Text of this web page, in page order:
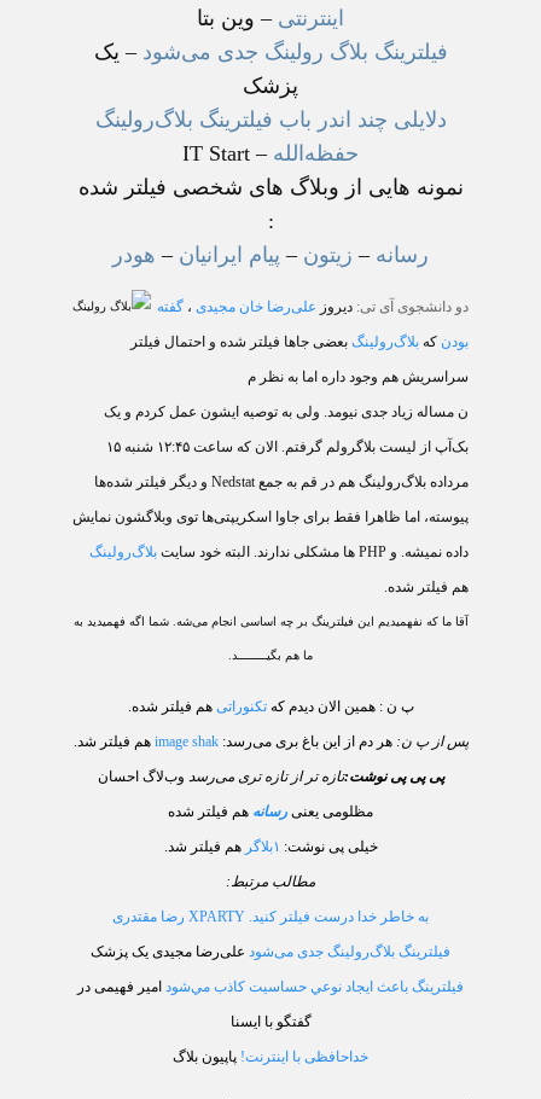
اینترنتی – وین بتا
فیلترینگ بلاگ رولینگ جدی می‌شود – یک
پزشک
دلایلی چند اندر باب فیلترینگ بلاگ‌رولینگ
حفظه‌الله – IT Start
نمونه هایی از وبلاگ های شخصی فیلتر شده
:
رسانه – زیتون – پیام ایرانیان – هودر
دو دانشجوی آی تی: دیروز علی‌رضا خان مجیدی ، گفته
بودن که بلاگ‌رولینگ بعضی جاها فیلتر شده و احتمال فیلتر
سراسریش هم وجود داره اما به نظر م
ن مساله زیاد جدی نیومد. ولی به توصیه ایشون عمل کردم و یک
بک‌آپ از لیست بلاگرولم گرفتم. الان که ساعت ۱۲:۴۵ شنبه ۱۵
مرداده بلاگ‌رولینگ هم در قم به جمع Nedstat و دیگر فیلتر شده‌ها
پیوسته، اما ظاهرا فقط برای جاوا اسکریپتی‌ها توی وبلاگشون نمایش
داده نمیشه. و PHP ها مشکلی ندارند. البته خود سایت بلاگ‌رولینگ
هم فیلتر شده.
آقا ما که نفهمیدیم این فیلترینگ بر چه اساسی انجام می‌شه. شما اگه فهمیدید به
ما هم بگيــــــــد.
پ ن : همین الان دیدم کهتکنوراتی هم فیلتر شده.
پس از پ ن: هر دم از این باغ بری می‌رسد:‌image shak هم فیلتر شد.
پی پی پی نوشت:تازه تر از تازه تری می‌رسد وب‌لاگ احسان
مظلومی یعنی رسانه هم فیلتر شده
خیلی پی نوشت: ۱بلاگر هم فیلتر شد.
مطالب مرتبط:
به خاطر خدا درست فیلتر کنید. XPARTY رضا مقتدری
فیلترینگ بلاگ‌رولینگ جدی می‌شود علی‌رضا مجیدی یک پزشک
فيلترينگ باعث ايجاد نوعي حساسيت كاذب مي‌شود امیر فهیمی در
گفتگو با ایسنا
خداحافظی با اینترنت! پاپیون بلاگ